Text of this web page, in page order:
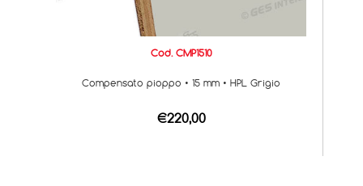
Cod. CMP1510
Compensato pioppo • 15 mm • HPL Grigio
€220,00